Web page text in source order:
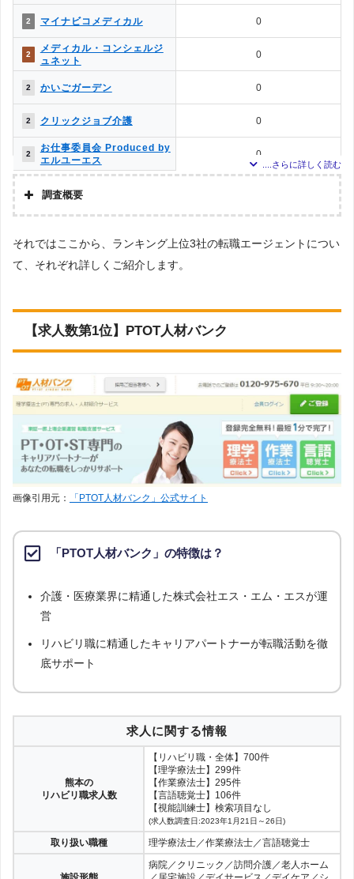
11 PTOT転職ナビ 0
11
ベネッセMCM PT・OT・ST
お仕事サポート
0
11
ュネット
0
11 MC-介護のお仕事 0
ち、「条件：言語聴覚士」「地域：熊本県」の条件に合致する求人数をカウン
2 マイナビコメディカル 0
2
メディカル・コンシェルジ
ュネット
0
2 かいごガーデン 0
2 クリックジョブ介護 0
2
お仕事委員会 Produced by
エルユーエス
0
調査概要
株式会社アドバンスフロー
調査対象とした転職エージェントについて
調査対象とした求人について
求人数ランキング上部または下部に記載
それではここから、ランキング上位3社の転職エージェントについ
て、それぞれ詳しくご紹介します。
【求人数第1位】PTOT人材バンク
画像引用元： 「PTOT人材バンク」公式サイト
「PTOT人材バンク」の特徴は？
介護・医療業界に精通した株式会社エス・エム・エスが運
営
リハビリ職に精通したキャリアパートナーが転職活動を徹
底サポート
求人に関する情報
熊本の
リハビリ職求人数
【リハビリ職・全体】700件
【理学療法士】299件
【作業療法士】295件
【言語聴覚士】106件
【視能訓練士】検索項目なし
(求人数調査日:2023年1月21日～26日)
取り扱い職種 理学療法士／作業療法士／言語聴覚士
病院／クリニック／訪問介護／老人ホーム